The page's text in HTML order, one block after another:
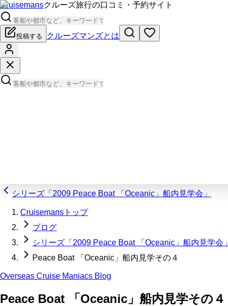
Cruisemansクルーズ旅行の口コミ・予約サイト
投稿する クルーズマンズとは
シリーズ「2009 Peace Boat 「Oceanic」船内見学会」
Cruisemansトップ
ブログ
シリーズ「2009 Peace Boat 「Oceanic」船内見学会」
Peace Boat 「Oceanic」船内見学その４
Overseas Cruise Maniacs Blog
Peace Boat 「Oceanic」船内見学その４